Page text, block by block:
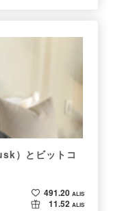
）とビットコ
491.20 ALIS
11.52 ALIS